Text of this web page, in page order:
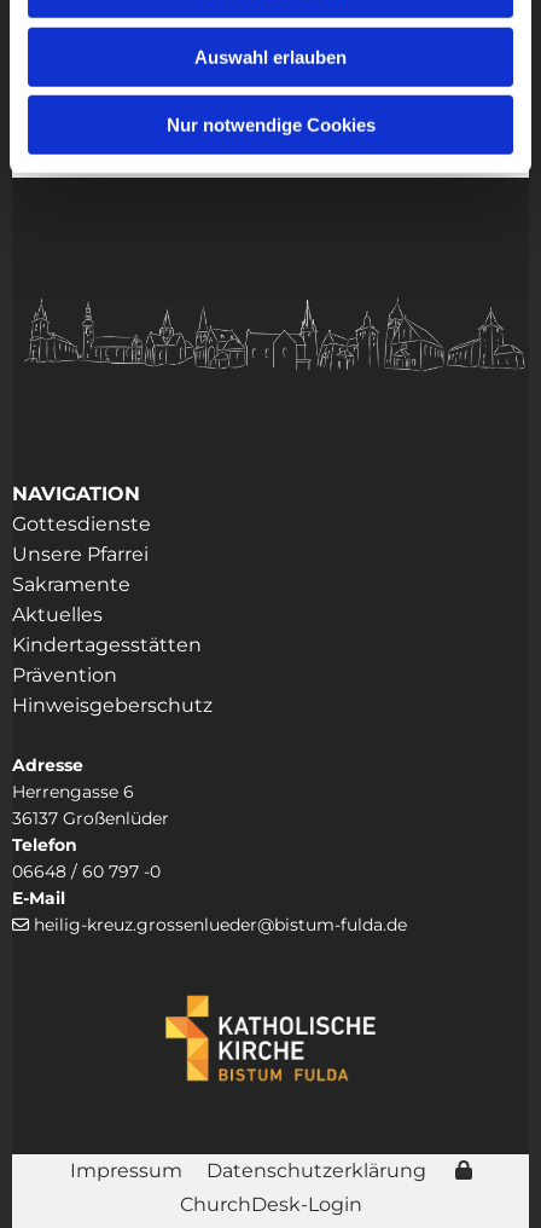
Auswahl erlauben
Nur notwendige Cookies
NAVIGATION
Gottesdienste
Unsere Pfarrei
Sakramente
Aktuelles
Kindertagesstätten
Prävention
Hinweisgeberschutz
Adresse
Herrengasse 6
36137 Großenlüder
Telefon
06648 / 60 797 -0
E-Mail
 heilig-kreuz.grossenlueder@bistum-fulda.de
Impressum
Datenschutzerklärung
ChurchDesk-Login